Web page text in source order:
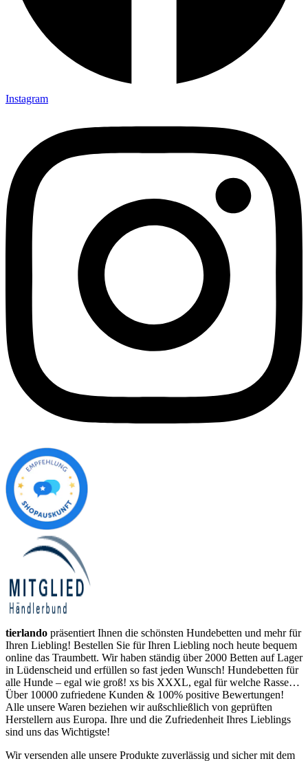
Instagram
tierlando präsentiert Ihnen die schönsten Hundebetten und mehr für
Ihren Liebling! Bestellen Sie für Ihren Liebling noch heute bequem
online das Traumbett. Wir haben ständig über 2000 Betten auf Lager
in Lüdenscheid und erfüllen so fast jeden Wunsch! Hundebetten für
alle Hunde – egal wie groß! xs bis XXXL, egal für welche Rasse…
Über 10000 zufriedene Kunden & 100% positive Bewertungen!
Alle unsere Waren beziehen wir außschließlich von geprüften
Herstellern aus Europa. Ihre und die Zufriedenheit Ihres Lieblings
sind uns das Wichtigste!
Wir versenden alle unsere Produkte zuverlässig und sicher mit dem